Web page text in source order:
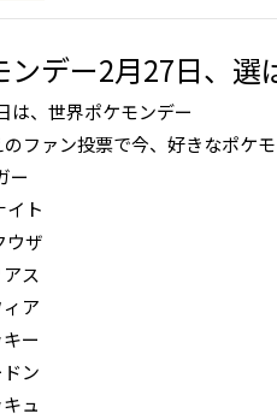
ンデー2月27日、選
は、世界ポケモンデー
ファン投票で今、好きなポケモ
ー
イト
ウザ
ス
ア
ー
ン
ュ